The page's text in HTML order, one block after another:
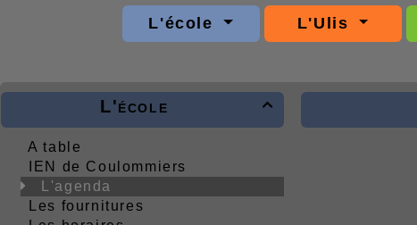
L'école L'Ulis

L'école
A table
IEN de Coulommiers
L'agenda
Les fournitures